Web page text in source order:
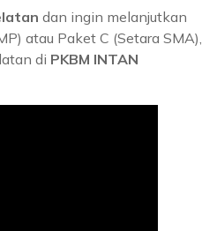
dan ingin melanjutkan
atau Paket C (Setara SMA),
di PKBM INTAN